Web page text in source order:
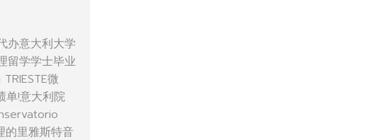
办意大利大学
留学学士毕业
微
单!意大利院
的里雅斯特音